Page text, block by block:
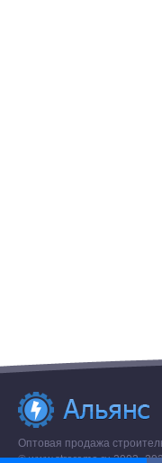
Оптовая продажа
© www.stroremo.ru 2003-